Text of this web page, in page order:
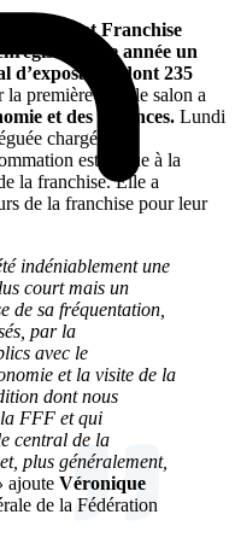
pendant Franchise
cette année un
d’exposants, dont 235
la première fois, le salon a
et des Finances. Lundi
chargée des
est venue à la
la franchise. Elle a
de la franchise pour leur
indéniablement une
court mais un
de sa fréquentation,
par la
avec le
et la visite de la
dont nous
FFF et qui
central de la
plus généralement,
ajoute Véronique
de la Fédération